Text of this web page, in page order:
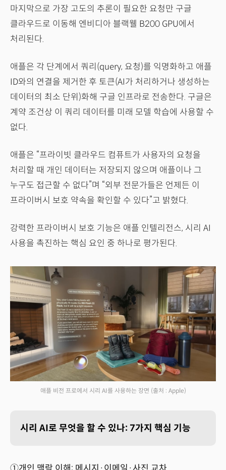
마지막으로 가장 고도의 추론이 필요한 요청만 구글
클라우드로 이동해 엔비디아 블랙웰 B200 GPU에서
처리된다.
애플은 각 단계에서 쿼리(query, 요청)를 익명화하고 애플
ID와의 연결을 제거한 후 토큰(AI가 처리하거나 생성하는
데이터의 최소 단위)화해 구글 인프라로 전송한다. 구글은
계약 조건상 이 쿼리 데이터를 미래 모델 학습에 사용할 수
없다.
애플은 “프라이빗 클라우드 컴퓨트가 사용자의 요청을
처리할 때 개인 데이터는 저장되지 않으며 애플이나 그
누구도 접근할 수 없다”며 “외부 전문가들은 언제든 이
프라이버시 보호 약속을 확인할 수 있다”고 밝혔다.
강력한 프라이버시 보호 기능은 애플 인텔리전스, 시리 AI
사용을 촉진하는 핵심 요인 중 하나로 평가된다.
애플 비전 프로에서 시리 AI를 사용하는 장면 (출처 : Apple)
시리 AI로 무엇을 할 수 있나: 7가지 핵심 기능